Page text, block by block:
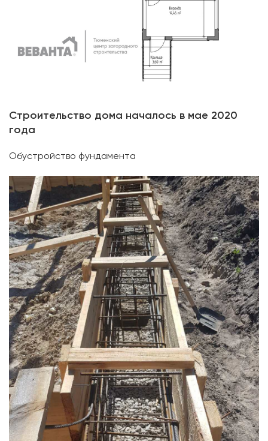
Строительство дома началось в мае 2020
года
Обустройство фундамента